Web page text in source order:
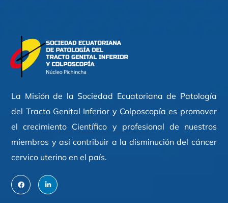
La Misión de la Sociedad Ecuatoriana de Patología
del Tracto Genital Inferior y Colposcopía es promover
el crecimiento Científico y profesional de nuestros
miembros y así contribuir a la disminución del cáncer
cervico uterino en el país.